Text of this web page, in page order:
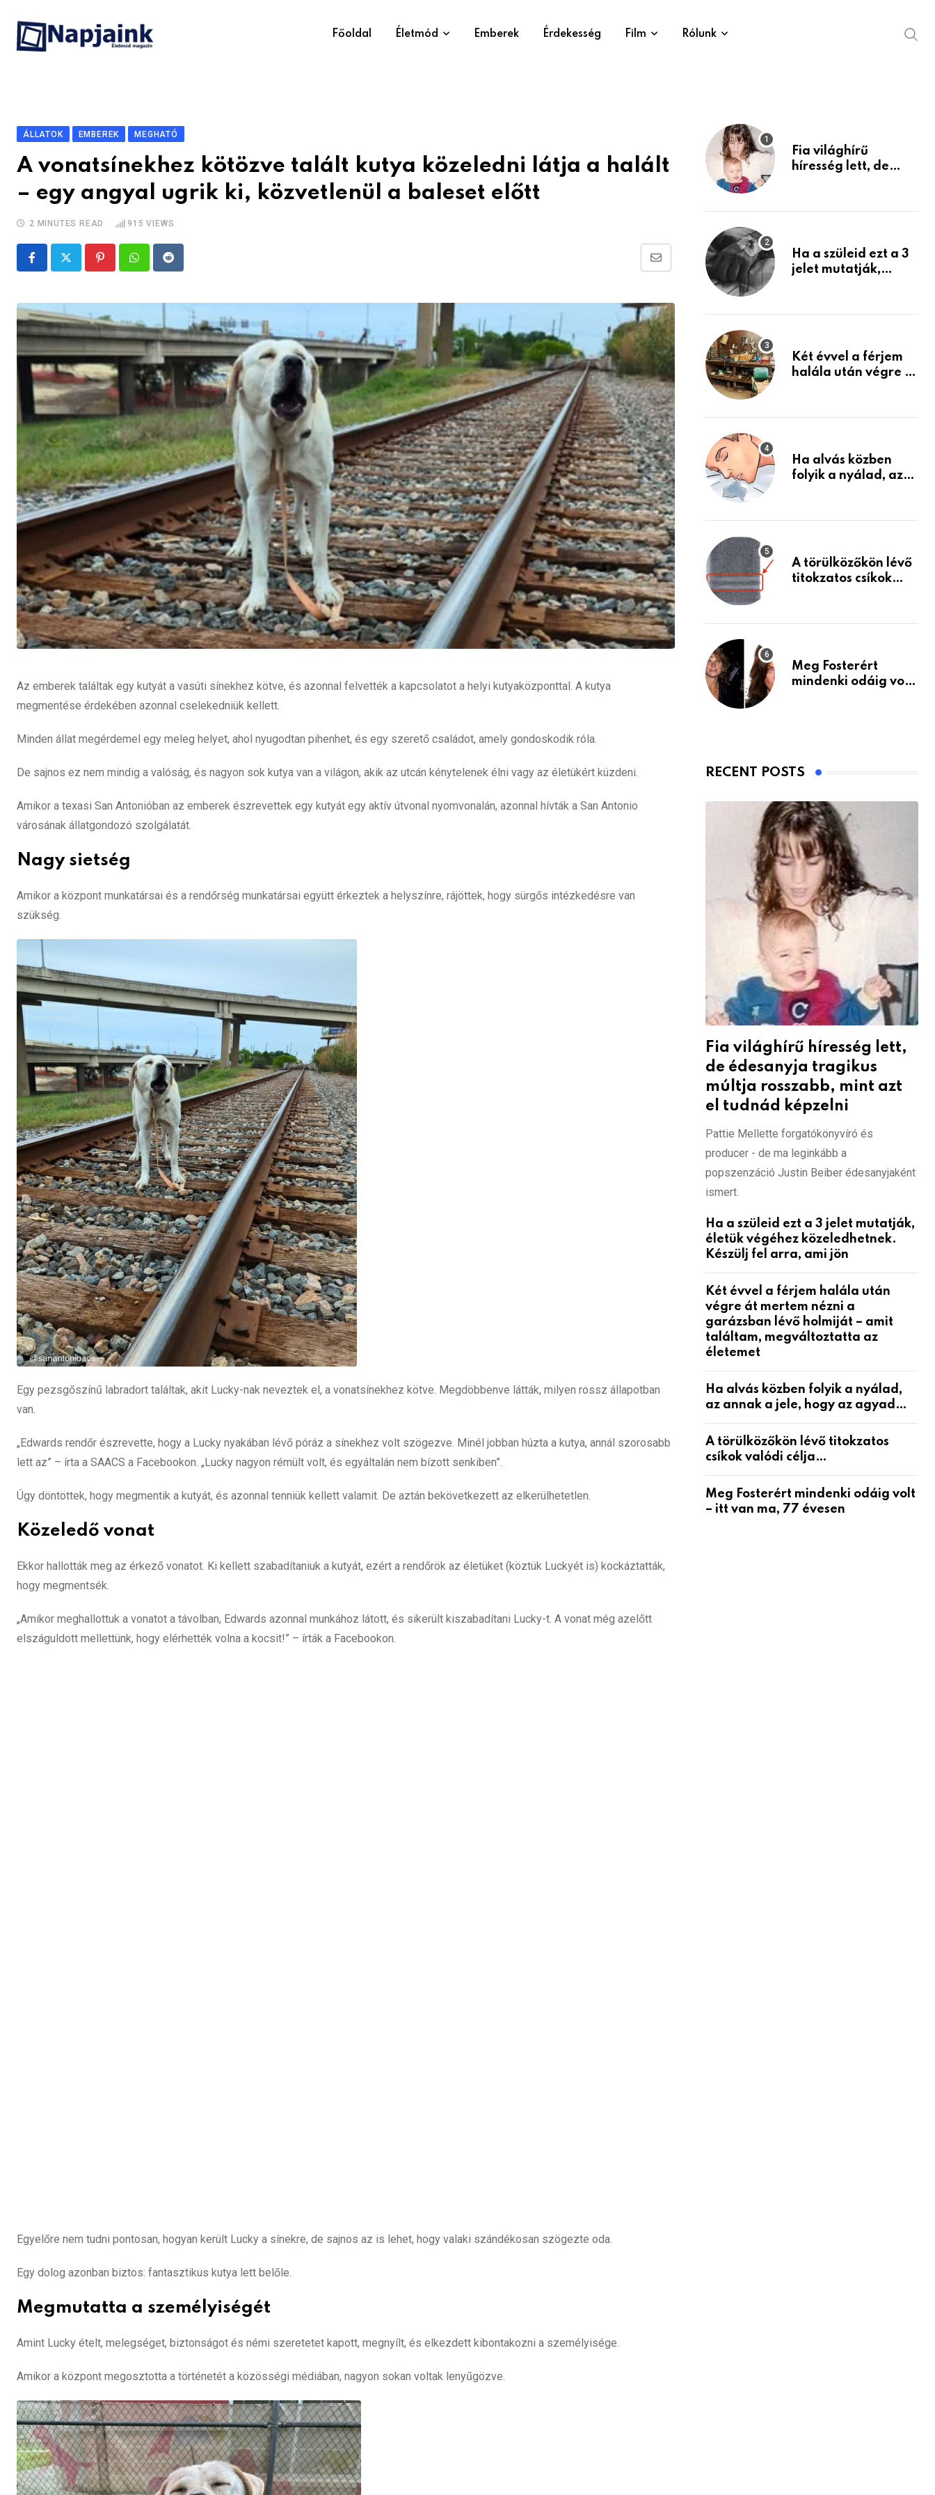
content
Főoldal Életmód Emberek Érdekesség Film Rólunk
ÁLLATOK EMBEREK MEGHATÓ
A vonatsínekhez kötözve talált kutya közeledni látja a halált
– egy angyal ugrik ki, közvetlenül a baleset előtt
2 MINUTES READ 915 VIEWS
PinterestWhatsappReddit
Share
Email
Az emberek találtak egy kutyát a vasúti sínekhez kötve, és azonnal felvették a kapcsolatot a helyi kutyaközponttal. A kutya
megmentése érdekében azonnal cselekedniük kellett.
Minden állat megérdemel egy meleg helyet, ahol nyugodtan pihenhet, és egy szerető családot, amely gondoskodik róla.
De sajnos ez nem mindig a valóság, és nagyon sok kutya van a világon, akik az utcán kénytelenek élni vagy az életükért küzdeni.
Amikor a texasi San Antonióban az emberek észrevettek egy kutyát egy aktív útvonal nyomvonalán, azonnal hívták a San Antonio
városának állatgondozó szolgálatát.
Nagy sietség
Amikor a központ munkatársai és a rendőrség munkatársai együtt érkeztek a helyszínre, rájöttek, hogy sürgős intézkedésre van
szükség.
Egy pezsgőszínű labradort találtak, akit Lucky-nak neveztek el, a vonatsínekhez kötve. Megdöbbenve látták, milyen rossz állapotban
van.
„Edwards rendőr észrevette, hogy a Lucky nyakában lévő póráz a sínekhez volt szögezve. Minél jobban húzta a kutya, annál szorosabb
lett az” – írta a SAACS a Facebookon. „Lucky nagyon rémült volt, és egyáltalán nem bízott senkiben”.
Úgy döntöttek, hogy megmentik a kutyát, és azonnal tenniük kellett valamit. De aztán bekövetkezett az elkerülhetetlen.
Közeledő vonat
Ekkor hallották meg az érkező vonatot. Ki kellett szabadítaniuk a kutyát, ezért a rendőrök az életüket (köztük Luckyét is) kockáztatták,
hogy megmentsék.
„Amikor meghallottuk a vonatot a távolban, Edwards azonnal munkához látott, és sikerült kiszabadítani Lucky-t. A vonat még azelőtt
elszáguldott mellettünk, hogy elérhették volna a kocsit!” – írták a Facebookon.
Egyelőre nem tudni pontosan, hogyan került Lucky a sínekre, de sajnos az is lehet, hogy valaki szándékosan szögezte oda.
Egy dolog azonban biztos: fantasztikus kutya lett belőle.
Megmutatta a személyiségét
Amint Lucky ételt, melegséget, biztonságot és némi szeretetet kapott, megnyílt, és elkezdett kibontakozni a személyisége.
Amikor a központ megosztotta a történetét a közösségi médiában, nagyon sokan voltak lenyűgözve.
Fia világhírű
híresség lett, de
mint azt el tudnád
Ha a szüleid ezt a 3
jelet mutatják,
Készülj fel arra, ami
Két évvel a férjem
halála után végre át
holmiját – amit
életemet
Ha alvás közben
folyik a nyálad, az
A törülközőkön lévő
titokzatos csíkok
Meg Fosterért
mindenki odáig volt
RECENT POSTS
Fia világhírű híresség lett,
de édesanyja tragikus
múltja rosszabb, mint azt
el tudnád képzelni
Pattie Mellette forgatókönyvíró és
producer - de ma leginkább a
popszenzáció Justin Beiber édesanyjaként
ismert.
Ha a szüleid ezt a 3 jelet mutatják,
életük végéhez közeledhetnek.
Készülj fel arra, ami jön
Két évvel a férjem halála után
végre át mertem nézni a
garázsban lévő holmiját – amit
találtam, megváltoztatta az
életemet
Ha alvás közben folyik a nyálad,
az annak a jele, hogy az agyad…
A törülközőkön lévő titokzatos
csíkok valódi célja…
Meg Fosterért mindenki odáig volt
– itt van ma, 77 évesen